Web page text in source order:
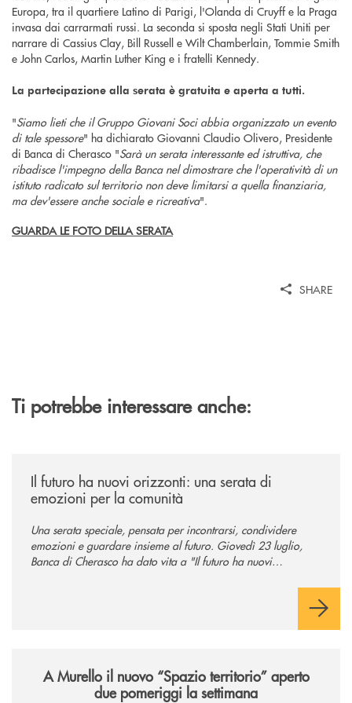
Europa, tra il quartiere Latino di Parigi, l'Olanda di Cruyff e la Praga
invasa dai carrarmati russi. La seconda si sposta negli Stati Uniti per
narrare di Cassius Clay, Bill Russell e Wilt Chamberlain, Tommie Smith
e John Carlos, Martin Luther King e i fratelli Kennedy.
La partecipazione alla serata è gratuita e aperta a tutti.
"Siamo lieti che il Gruppo Giovani Soci abbia organizzato un evento
di tale spessore" ha dichiarato Giovanni Claudio Olivero, Presidente
di Banca di Cherasco "Sarà un serata interessante ed istruttiva, che
ribadisce l'impegno della Banca nel dimostrare che l'operatività di un
istituto radicato sul territorio non deve limitarsi a quella finanziaria,
ma dev'essere anche sociale e ricreativa".
GUARDA LE FOTO DELLA SERATA
SHARE
Ti potrebbe interessare anche:
Il futuro ha nuovi orizzonti: una serata di
emozioni per la comunità
Una serata speciale, pensata per incontrarsi, condividere
emozioni e guardare insieme al futuro. Giovedì 23 luglio,
Banca di Cherasco ha dato vita a "Il futuro ha nuovi
A Murello il nuovo “Spazio territorio” aperto
due pomeriggi la settimana